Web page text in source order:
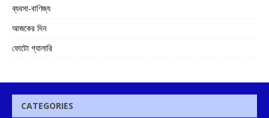
ব্যবসা-বাণিজ্য
আজকের দিন
ফোটো গ্যালারি
CATEGORIES